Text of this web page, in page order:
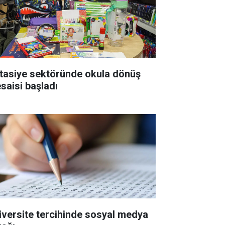
sektöründe okula dönüş
başladı
tercihinde sosyal medya